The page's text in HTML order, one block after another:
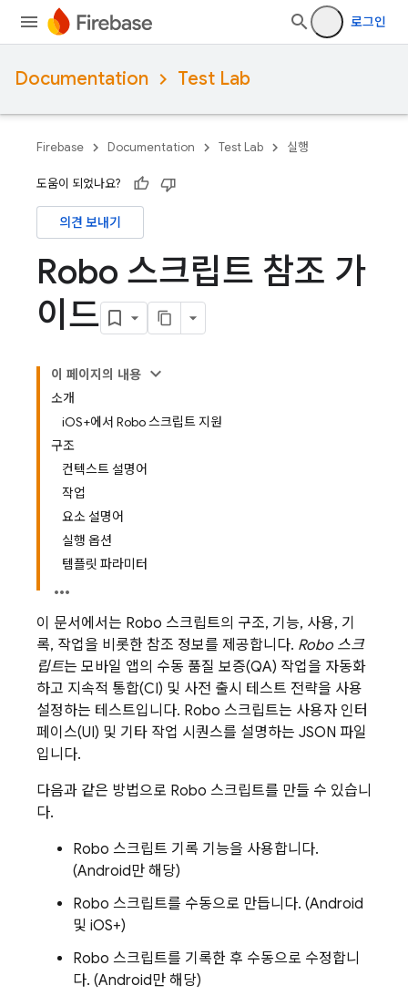
로그인
Documentation Test Lab
Firebase Documentation Test Lab 실행
도움이 되었나요?
의견 보내기
Robo 스크립트 참조 가
이드
이 페이지의 내용
소개
iOS+에서 Robo 스크립트 지원
구조
컨텍스트 설명어
작업
요소 설명어
실행 옵션
템플릿 파라미터
이 문서에서는 Robo 스크립트의 구조, 기능, 사용, 기
록, 작업을 비롯한 참조 정보를 제공합니다. Robo 스크
립트는 모바일 앱의 수동 품질 보증(QA) 작업을 자동화
하고 지속적 통합(CI) 및 사전 출시 테스트 전략을 사용
설정하는 테스트입니다. Robo 스크립트는 사용자 인터
페이스(UI) 및 기타 작업 시퀀스를 설명하는 JSON 파일
입니다.
다음과 같은 방법으로 Robo 스크립트를 만들 수 있습니
다.
Robo 스크립트 기록 기능을 사용합니다.
(Android만 해당)
Robo 스크립트를 수동으로 만듭니다. (Android
및 iOS+)
Robo 스크립트를 기록한 후 수동으로 수정합니
다. (Android만 해당)